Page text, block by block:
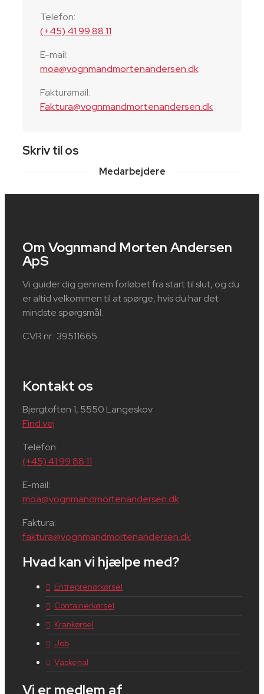
Telefon:
(+45) 41 99 88 11
E-mail:
moa@vognmandmortenandersen.dk
Fakturamail:
Faktura@vognmandmortenandersen.dk
Skriv til os
Medarbejdere
Om Vognmand Morten Andersen
ApS
Vi guider dig gennem forløbet fra start til slut, og du
er altid velkommen til at spørge, hvis du har det
mindste spørgsmål.
CVR nr.: 39511665
Kontakt os
Bjergtoften 1, 5550 Langeskov
Find vej
Telefon:
(+45) 41 99 88 11
E-mail:
moa@vognmandmortenandersen.dk
Faktura:
faktura@vognmandmortenandersen.dk
Hvad kan vi hjælpe med?
Entreprenørkørsel
Containerkørsel
Krankørsel
Job
Vaskehal
Vi er medlem af